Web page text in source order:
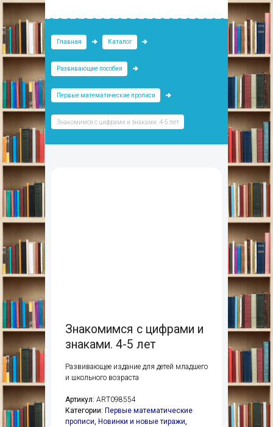
Главная Каталог
Развивающие пособия
Первые математические прописи
Знакомимся с цифрами и знаками. 4-5 лет
Знакомимся с цифрами и
знаками. 4-5 лет
Развивающее издание для детей младшего
и школьного возраста
Артикул: ART098554
Категории: Первые математические
прописи, Новинки и новые тиражи,